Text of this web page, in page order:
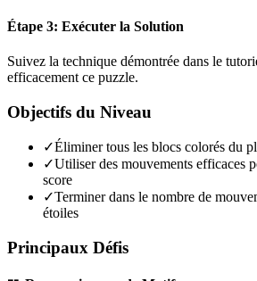
Étape 3: Exécuter la Solution
Suivez la technique démontrée dans le
efficacement ce puzzle.
Objectifs du Niveau
✓Éliminer tous les blocs colorés du
✓Utiliser des mouvements efficaces
score
✓Terminer dans le nombre de
étoiles
Principaux Défis